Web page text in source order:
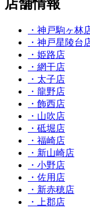
店舗情報
・神戸駒ヶ林
・神戸星陵台
・姫路店
・網干店
・太子店
・龍野店
・飾西店
・山吹店
・砥堀店
・福崎店
・新山崎店
・小野店
・佐用店
・新赤穂店
・上郡店